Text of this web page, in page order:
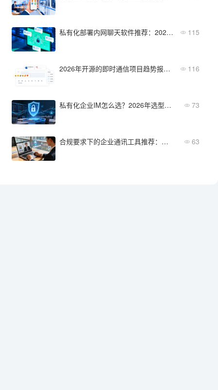
私有化部署内网聊天软件推荐：2026年值得关注的五款 115
2026年开源的即时通信项目趋势报告：轻量化与安全新方向 116
私有化企业IM怎么选？2026年选型指南 73
合规要求下的企业通讯工具推荐：满足监管需求 63